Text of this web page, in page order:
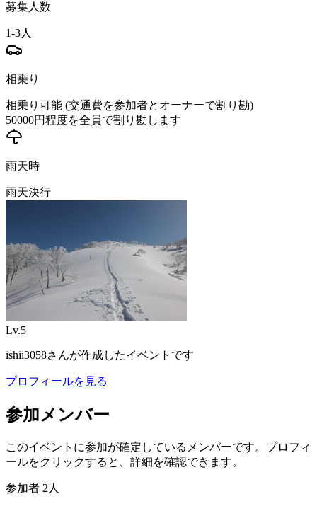
募集人数
1-3人
相乗り
相乗り可能 (交通費を参加者とオーナーで割り勘)
50000円程度を全員で割り勘します
雨天時
雨天決行
Lv.5
ishii3058さんが作成したイベントです
プロフィールを見る
参加メンバー
このイベントに参加が確定しているメンバーです。プロフィ
ールをクリックすると、詳細を確認できます。
参加者 2 人